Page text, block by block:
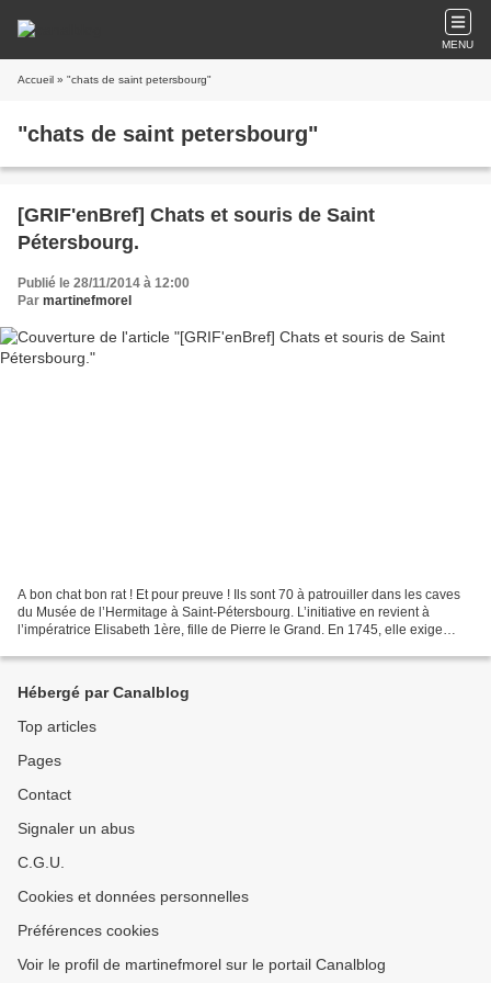
MENU
Accueil » "chats de saint petersbourg"
"chats de saint petersbourg"
[GRIF'enBref] Chats et souris de Saint
Pétersbourg.
Publié le 28/11/2014 à 12:00
Par martinefmorel
A bon chat bon rat ! Et pour preuve ! Ils sont 70 à patrouiller dans les caves
du Musée de l’Hermitage à Saint-Pétersbourg. L’initiative en revient à
l’impératrice Elisabeth 1ère, fille de Pierre le Grand. En 1745, elle exige
Hébergé par Canalblog
Top articles
Pages
Contact
Signaler un abus
C.G.U.
Cookies et données personnelles
Préférences cookies
Voir le profil de martinefmorel sur le portail Canalblog